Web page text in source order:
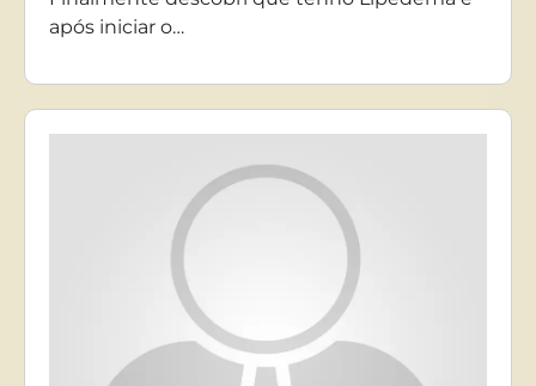
após iniciar o…